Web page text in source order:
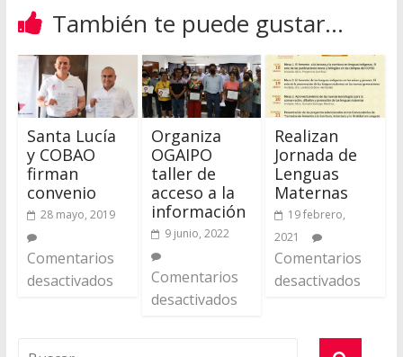
También te puede gustar...
Santa Lucía
y COBAO
firman
convenio
28 mayo, 2019
Comentarios
desactivados
Organiza
OGAIPO
taller de
acceso a la
información
9 junio, 2022
Comentarios
desactivados
Realizan
Jornada de
Lenguas
Maternas
19 febrero,
2021
Comentarios
desactivados